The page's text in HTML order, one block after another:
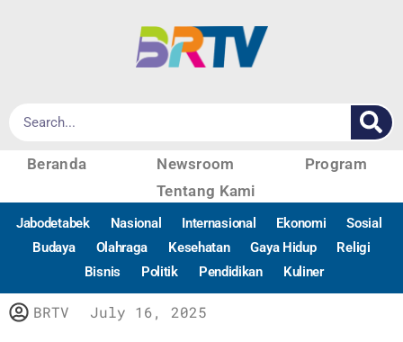
Beranda Newsroom
Program
Tentang Kami
Jabodetabek Nasional Internasional Ekonomi
Sosial
Budaya
Olahraga Kesehatan Gaya Hidup
Religi
Bisnis
Politik Pendidikan Kuliner
BRTV July 16, 2025